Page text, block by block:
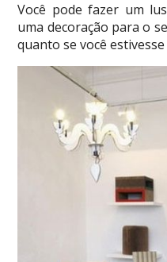
Você pode fazer um
uma decoração para o
quanto se você